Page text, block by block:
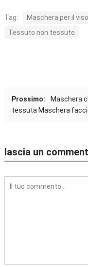
Tag: Maschera per il viso
Tessuto non tessuto
Prossimo:
Maschera
tessuta Maschera
lascia un